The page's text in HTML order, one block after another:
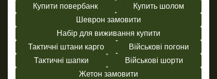
Купити повербанк
Купить шолом
Шеврон замовити
Набір для виживання купити
Тактичні штани карго
Військові погони
Тактичні шапки
Військові шорти
Жетон замовити